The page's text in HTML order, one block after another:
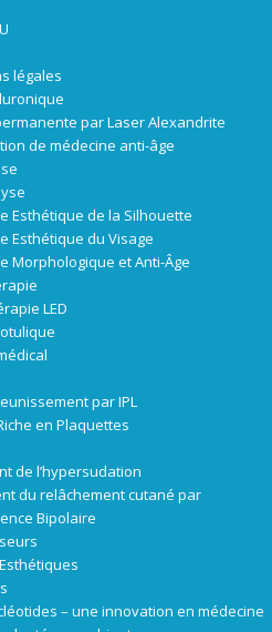
légales
par Laser Alexandrite
de médecine anti-âge
Esthétique de la Silhouette
Esthétique du Visage
Morphologique et Anti-Âge
LED
par IPL
en Plaquettes
de l’hypersudation
du relâchement cutané par
Bipolaire
– une innovation en médecine